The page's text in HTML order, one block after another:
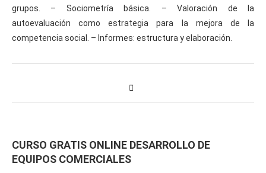
grupos. – Sociometría básica. – Valoración de la
autoevaluación como estrategia para la mejora de la
competencia social. – Informes: estructura y elaboración.
CURSO GRATIS ONLINE DESARROLLO DE
EQUIPOS COMERCIALES